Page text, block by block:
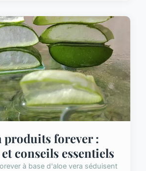
produits forever :
conseils essentiels
à base d'aloe vera séduisent